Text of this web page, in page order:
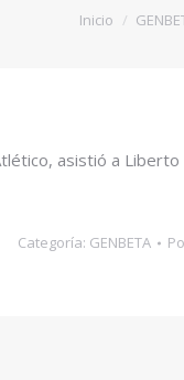
Estás aquí:
Inicio
asistió a
Categoría: GENBETA